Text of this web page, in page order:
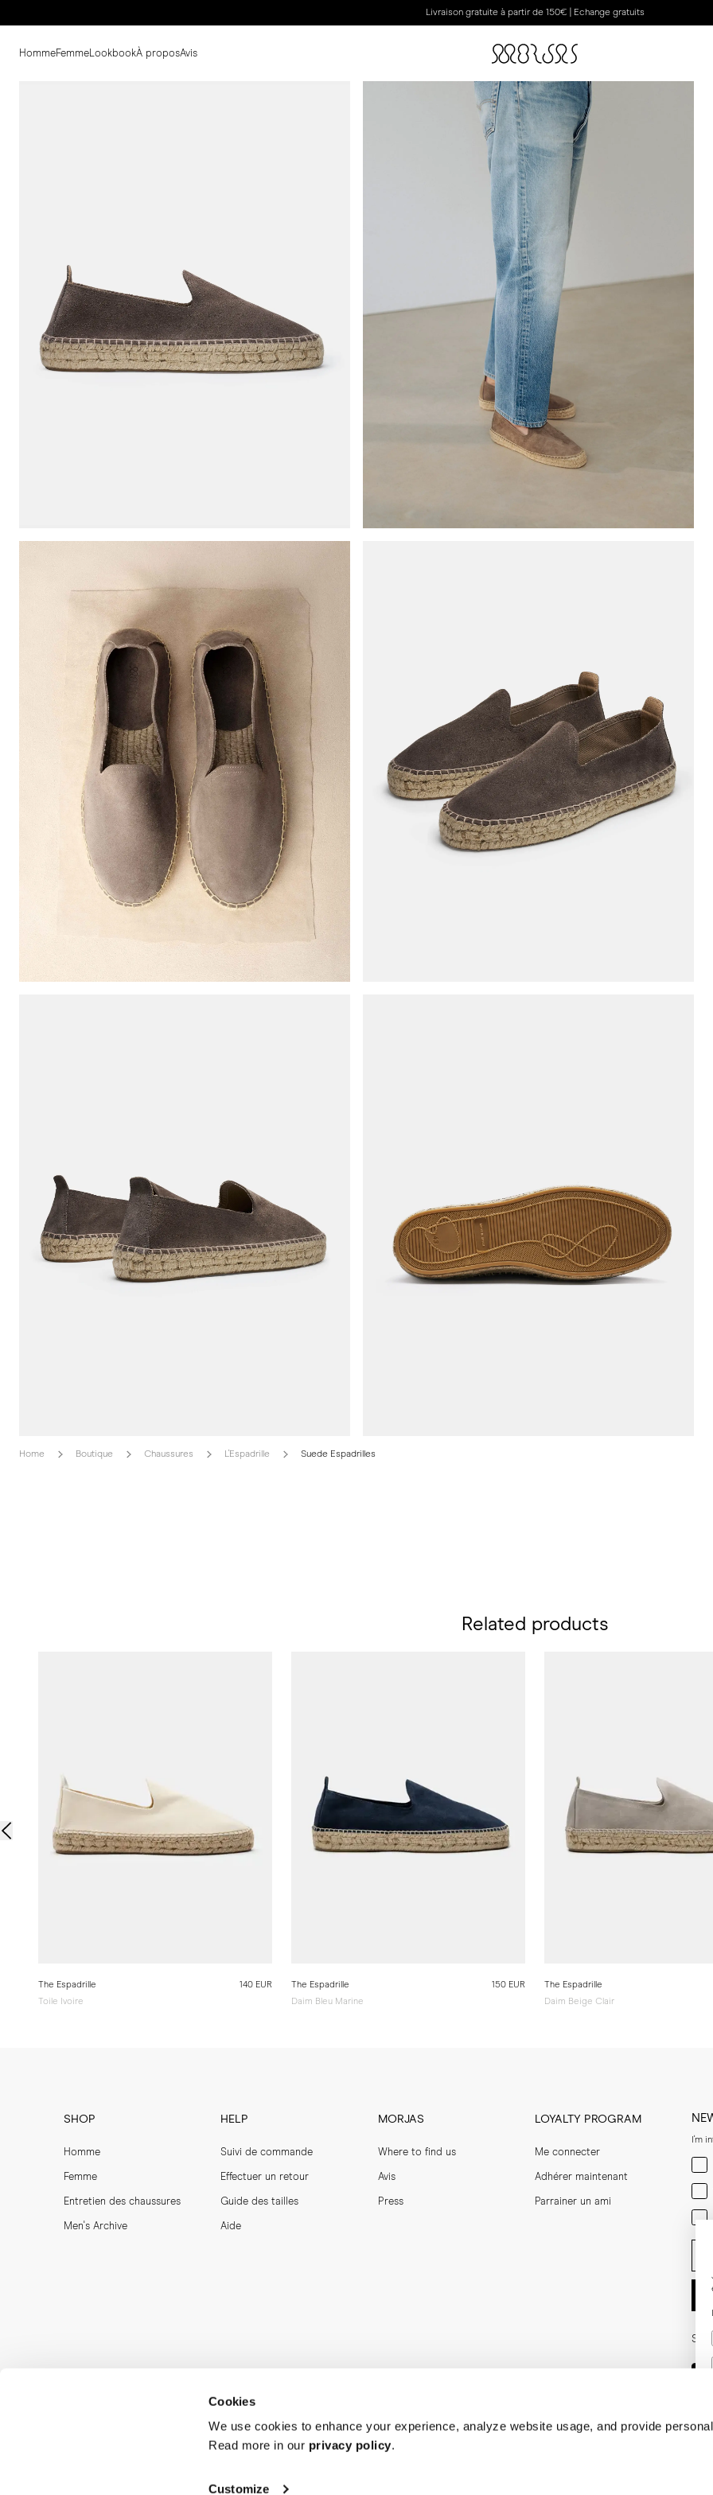
Cookies
We use cookies to enhance your experience, analyze website usage, and provide
Read more in our privacy policy.
Customize
Livraison gratuite à partir de 150€ | Echange gratuits
HommeFemme LookbookÀ proposAvis
Home Boutique Chaussures L'Espadrille Suede Espadrilles
Related products
The Espadrille
Toile Ivoire
140 EUR
The Espadrille
Daim Bleu Marine
150 EUR
The Espadrille
Daim Beige Clair
SHOP
Homme
Femme
Entretien des chaussures
Men's Archive
HELP
Suivi de commande
Effectuer un retour
Guide des tailles
Aide
MORJAS
Where to find us
Avis
Press
LOYALTY PROGRAM
Me connecter
Adhérer maintenant
Parrainer un ami
I'm